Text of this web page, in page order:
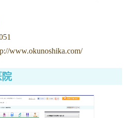
www.okunoshika.com/
院